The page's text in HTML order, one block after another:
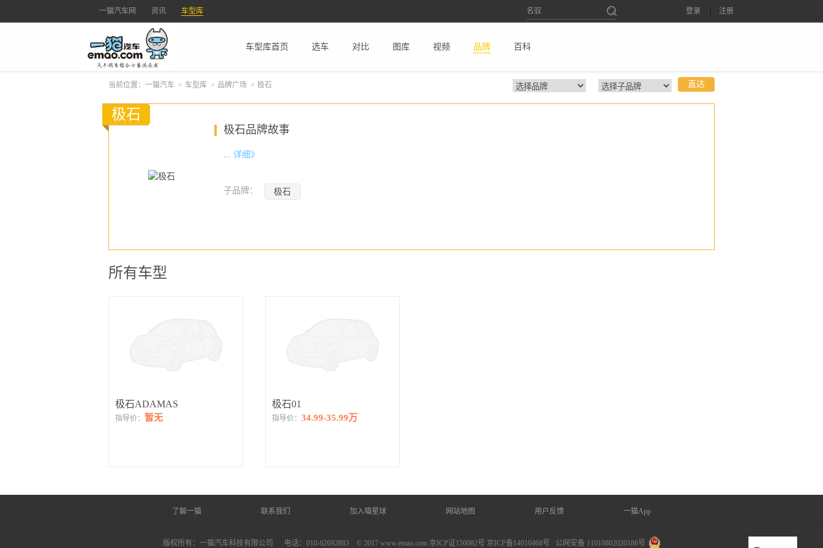
一猫汽车网 资讯 车型库 登录 注册
车型库首页 选车 对比 图库 视频 品牌 百科
当前位置： 一猫汽车 > 车型库 > 品牌广场 > 极石 直达
极石
极石品牌故事
... 详细》
子品牌： 极石
所有车型
极石ADAMAS
指导价： 暂无
极石01
指导价： 34.99-35.99万
了解一猫 联系我们 加入喵星球 网站地图 用户反馈 一猫App
版权所有：一猫汽车科技有限公司 电话：010-62692883 © 2017 www.emao.com 京ICP证150082号 京ICP备14010468号 公网安备 11010802020186号